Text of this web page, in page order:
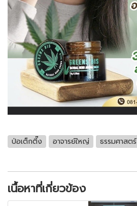
ป่อเต็กตี๊ง อาจารย์ใหญ่ ธรรมศาสตร์
เนื้อหาที่เกี่ยวข้อง